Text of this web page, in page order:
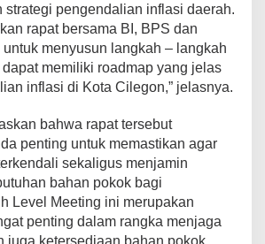
e
m
k
o
t
e
g
o
G
e
n
strategi pengendalian inflasi daerah.
rapat bersama BI, BPS dan
untuk menyusun langkah – langkah
memiliki roadmap yang jelas
inflasi di Kota Cilegon,” jelasnya.
bahwa rapat tersebut
penting untuk memastikan agar
sekaligus menjamin
bahan pokok bagi
Level Meeting ini merupakan
penting dalam rangka menjaga
juga ketersediaan bahan pokok